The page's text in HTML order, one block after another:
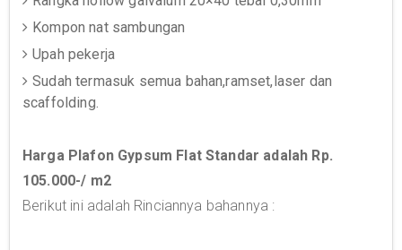
Kompon nat sambungan
Upah pekerja
Sudah termasuk semua bahan,ramset,laser dan
scaffolding.
Harga Plafon Gypsum Flat Standar adalah Rp.
105.000-/ m2
Berikut ini adalah Rinciannya bahannya :